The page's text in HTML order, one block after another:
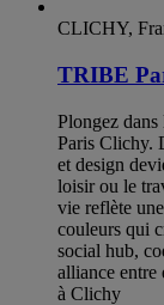
CLICHY,
TRIBE
Plongez
Paris Clichy.
et design
loisir ou le
vie reflète
couleurs qui
social hub,
alliance entre
à Clichy